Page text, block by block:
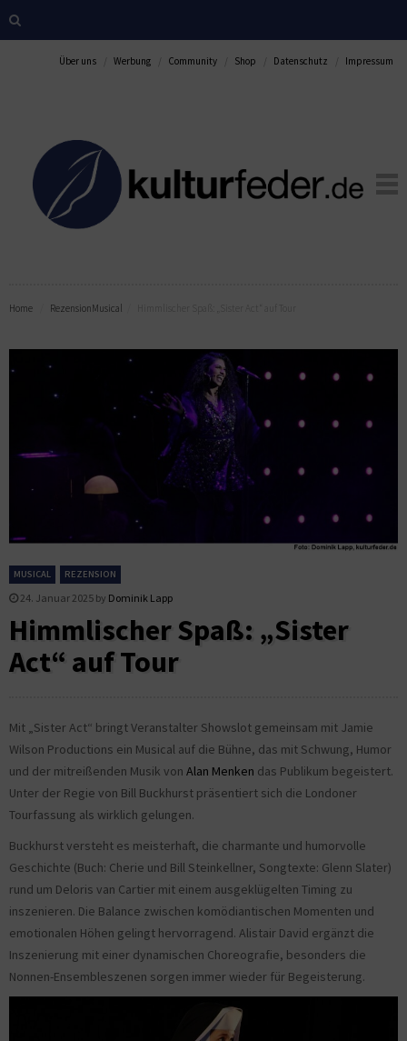
Über uns Werbung Community Shop Datenschutz Impressum
Home RezensionMusical
MUSICAL REZENSION
24. Januar 2025 by Dominik Lapp
Himmlischer Spaß: „Sister
Act“ auf Tour
Mit „Sister Act“ bringt Veranstalter Showslot gemeinsam mit Jamie
Wilson Productions ein Musical auf die Bühne, das mit Schwung, Humor
und der mitreißenden Musik von Alan Menken das Publikum begeistert.
Unter der Regie von Bill Buckhurst präsentiert sich die Londoner
Tourfassung als wirklich gelungen.
Buckhurst versteht es meisterhaft, die charmante und humorvolle
Geschichte (Buch: Cherie und Bill Steinkellner, Songtexte: Glenn Slater)
rund um Deloris van Cartier mit einem ausgeklügelten Timing zu
inszenieren. Die Balance zwischen komödiantischen Momenten und
emotionalen Höhen gelingt hervorragend. Alistair David ergänzt die
Inszenierung mit einer dynamischen Choreografie, besonders die
Nonnen-Ensembleszenen sorgen immer wieder für Begeisterung.